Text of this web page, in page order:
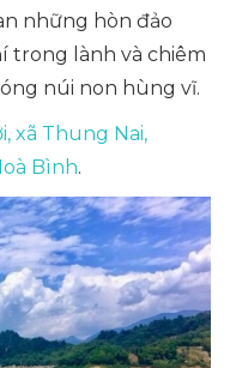
những hòn đảo
trong lành và chiêm
núi non hùng vĩ.
xã Thung Nai,
Bình.